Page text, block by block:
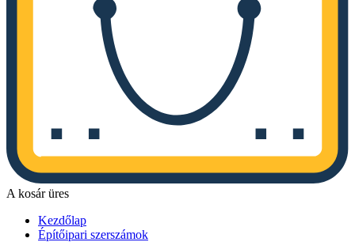
A kosár üres
Kezdőlap
Építőipari szerszámok